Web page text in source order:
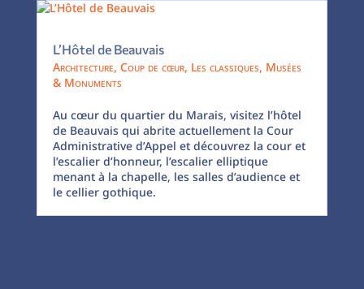
L’Hôtel de Beauvais
Architecture, Coup de cœur, Les classiques, Musées
& Monuments
Au cœur du quartier du Marais, visitez l’hôtel
de Beauvais qui abrite actuellement la Cour
Administrative d’Appel et découvrez la cour et
l’escalier d’honneur, l’escalier elliptique
menant à la chapelle, les salles d’audience et
le cellier gothique.